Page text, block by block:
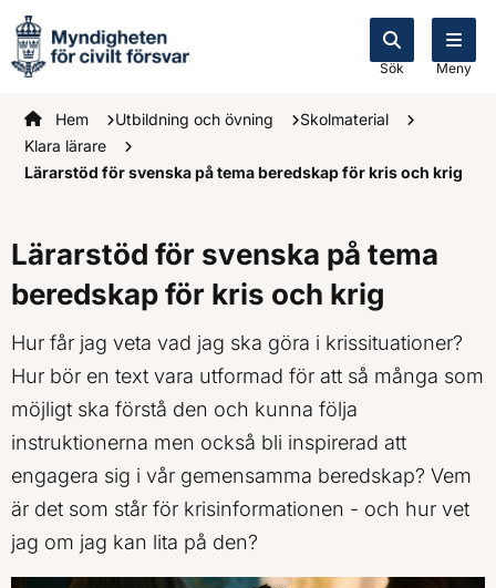
Sök Meny
Startsidan
Hem Utbildning och övning
Skolmaterial
Klara lärare
Lärarstöd för svenska på tema beredskap för kris och krig
Lärarstöd för svenska på tema
beredskap för kris och krig
Hur får jag veta vad jag ska göra i krissituationer?
Hur bör en text vara utformad för att så många som
möjligt ska förstå den och kunna följa
instruktionerna men också bli inspirerad att
engagera sig i vår gemensamma beredskap? Vem
är det som står för krisinformationen - och hur vet
jag om jag kan lita på den?